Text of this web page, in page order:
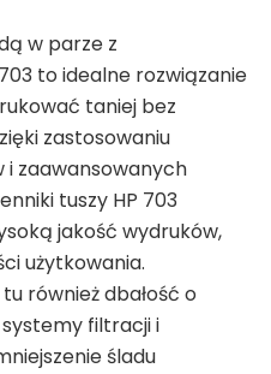
w parze z
to idealne rozwiązanie
taniej bez
zastosowaniu
i zaawansowanych
tuszy HP 703
jakość wydruków,
użytkowania.
również dbałość o
filtracji i
śladu